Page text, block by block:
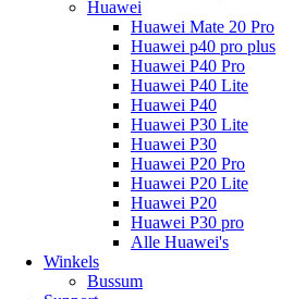
Huawei
Huawei Mate 20 Pro
Huawei p40 pro plus
Huawei P40 Pro
Huawei P40 Lite
Huawei P40
Huawei P30 Lite
Huawei P30
Huawei P20 Pro
Huawei P20 Lite
Huawei P20
Huawei P30 pro
Alle Huawei's
Winkels
Bussum